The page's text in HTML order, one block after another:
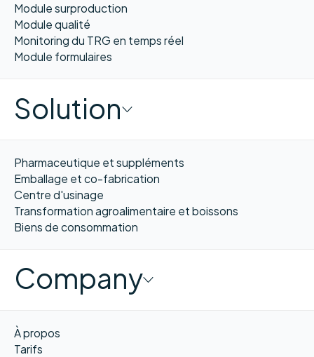
Module surproduction
Module qualité
Monitoring du TRG en temps réel
Module formulaires
Solution
Pharmaceutique et suppléments
Emballage et co-fabrication
Centre d'usinage
Transformation agroalimentaire et boissons
Biens de consommation
Company
À propos
Tarifs